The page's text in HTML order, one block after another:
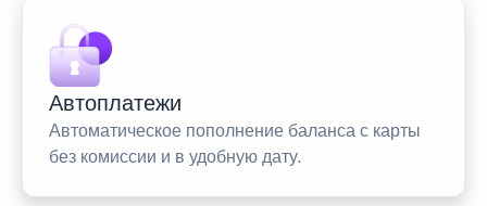
Автоплатежи
Автоматическое пополнение баланса с карты
без комиссии и в удобную дату.